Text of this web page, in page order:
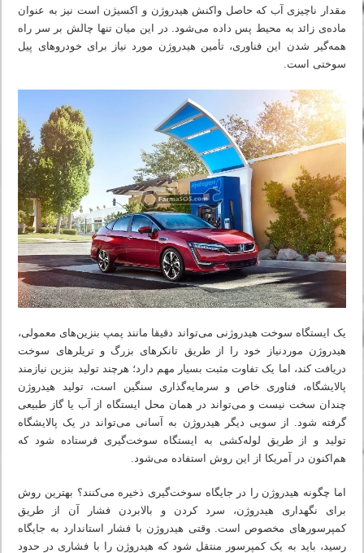
مقدار ناچیزی آب که حاصل واکنش هیدروژن و اکسیژن است نیز به عنوان
ماده‌ی زائد به محیط پس داده می‌شود. در این میان تنها چالش بر سر راه
همه‌گیر شدن این فناوری، تأمین هیدروژن مورد نیاز برای خودروهای پیل
سوختی است.
یک ایستگاه سوخت هیدروژنی می‌تواند دقیقا مانند پمپ بنزین‌های معمولی،
هیدروژن موردنیاز خود را از طریق تانکرهای بزرگ و تریلرهای سوخت
دریافت کند، اما یک تفاوت مثبت بسیار مهم دارد؛ هرچند تولید بنزین نیازمند
پالایشگاه، فناوری خاص و سرمایه‌گذاری سنگین است، تولید هیدروژن
چندان سخت نیست و می‌تواند در همان محل ایستگاه از آب یا گاز طبیعی
گرفته شود. از سویی دیگر هیدروژن به آسانی می‌تواند در یک پالایشگاه
تولید و از طریق لوله‌کشی به ایستگاه سوخت‌گیری فرستاده شود که
هم‌اکنون در آمریکا از این روش استفاده می‌شود.
اما چگونه هیدروژن را در جایگاه سوخت‌گیری ذخیره می‌کنند؟ بهترین روش
برای نگهداری هیدروژن، سرد کردن و بالابردن فشار آن از طریق
کمپرسورهای مخصوص است. وقتی هیدروژن با فشار استاندارد به جایگاه
رسید، باید به یک کمپرسور منتقل شود که هیدروژن را با فشاری در حدود